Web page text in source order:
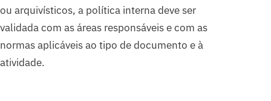
ou arquivísticos, a política interna deve ser
validada com as áreas responsáveis e com as
normas aplicáveis ao tipo de documento e à
atividade.